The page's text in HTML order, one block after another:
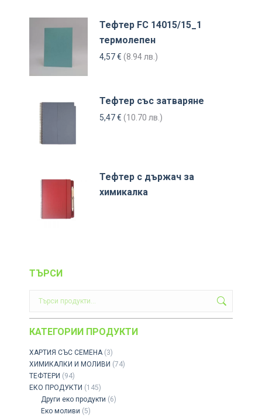
Тефтер FC 14015/15_1
термолепен
4,57€ (8.94 лв.)
Тефтер със затваряне
5,47€ (10.70 лв.)
Тефтер с държач за
химикалка
ТЪРСИ
КАТЕГОРИИ ПРОДУКТИ
ХАРТИЯ СЪС СЕМЕНА (3)
ХИМИКАЛКИ И МОЛИВИ (74)
ТЕФТЕРИ (94)
ЕКО ПРОДУКТИ (145)
Други еко продукти (6)
Еко моливи (5)